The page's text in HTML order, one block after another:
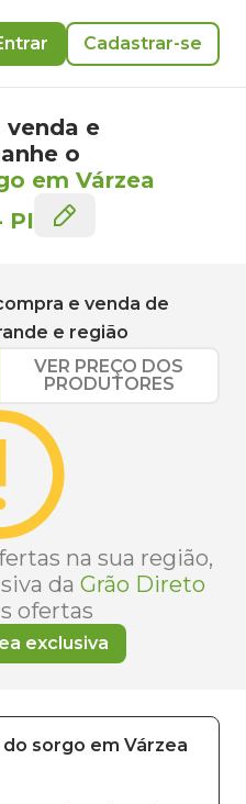
Cadastrar-se
venda e
o
em Várzea
PI
e venda de
e região
VER PREÇO DOS
PRODUTORES
na sua região,
da Grão Direto
ofertas
exclusiva
do sorgo em Várzea